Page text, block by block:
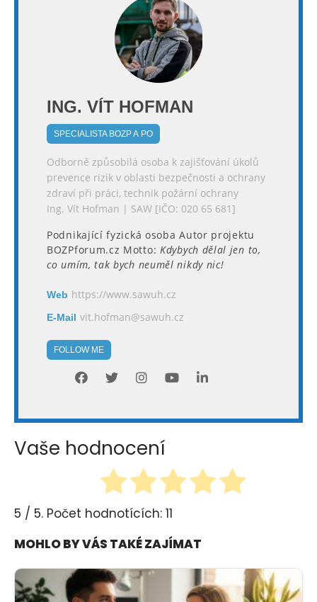
ING. VÍT HOFMAN
SPECIALISTA BOZP A PO
Odborně způsobilá osoba k zajišťování úkolů
prevence rizik v oblasti bezpečnosti a ochrany
zdraví při práci, technik požární ochrany
Ing. Vít Hofman | SAW [IČO: 020 65 681]
Podnikající fyzická osoba Autor projektu
BOZPforum.cz Motto: Kdybych dělal jen to,
co umím, tak bych neuměl nikdy nic!
Web https://www.sawuh.cz
E-Mail vit.hofman@sawuh.cz
FOLLOW ME
Vaše hodnocení
5 / 5. Počet hodnotících: 11
MOHLO BY VÁS TAKÉ ZAJÍMAT